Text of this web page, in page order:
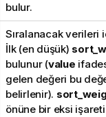
bulur.
Sıralanacak verileri
İlk (en düşük)
bulunur (value
gelen değeri bu
belirlenir).
önüne bir eksi